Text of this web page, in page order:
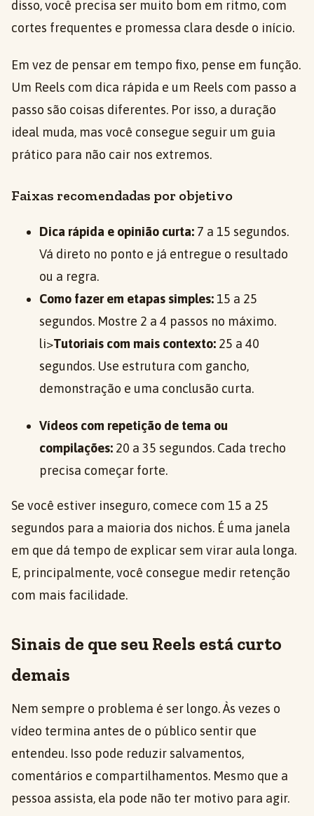
disso, você precisa ser muito bom em ritmo, com
cortes frequentes e promessa clara desde o início.
Em vez de pensar em tempo fixo, pense em função.
Um Reels com dica rápida e um Reels com passo a
passo são coisas diferentes. Por isso, a duração
ideal muda, mas você consegue seguir um guia
prático para não cair nos extremos.
Faixas recomendadas por objetivo
Dica rápida e opinião curta: 7 a 15 segundos.
Vá direto no ponto e já entregue o resultado
ou a regra.
Como fazer em etapas simples: 15 a 25
segundos. Mostre 2 a 4 passos no máximo.
li>Tutoriais com mais contexto: 25 a 40
segundos. Use estrutura com gancho,
demonstração e uma conclusão curta.
Vídeos com repetição de tema ou
compilações: 20 a 35 segundos. Cada trecho
precisa começar forte.
Se você estiver inseguro, comece com 15 a 25
segundos para a maioria dos nichos. É uma janela
em que dá tempo de explicar sem virar aula longa.
E, principalmente, você consegue medir retenção
com mais facilidade.
Sinais de que seu Reels está curto
demais
Nem sempre o problema é ser longo. Às vezes o
vídeo termina antes de o público sentir que
entendeu. Isso pode reduzir salvamentos,
comentários e compartilhamentos. Mesmo que a
pessoa assista, ela pode não ter motivo para agir.